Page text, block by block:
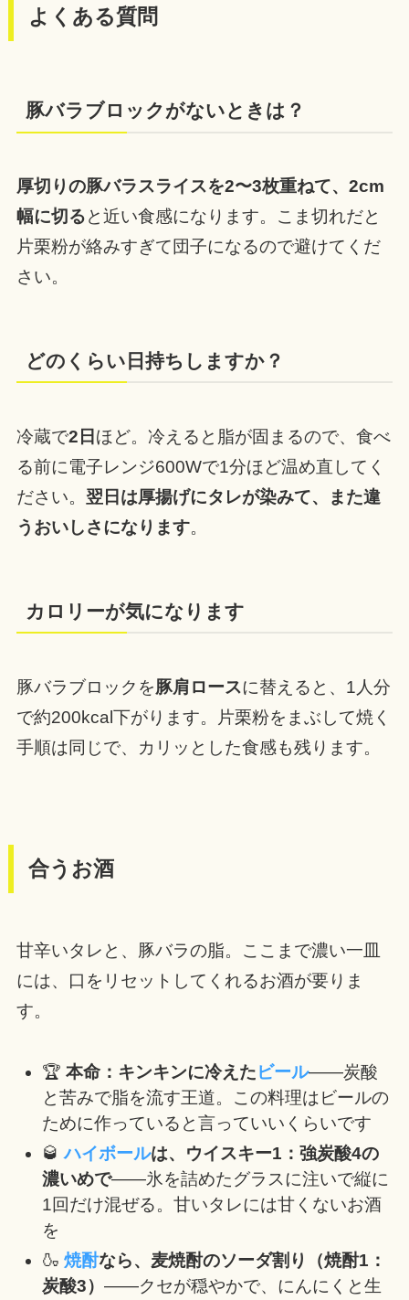
よくある質問
豚バラブロックがないときは？
厚切りの豚バラスライスを2〜3枚重ねて、2cm
幅に切ると近い食感になります。こま切れだと
片栗粉が絡みすぎて団子になるので避けてくだ
さい。
どのくらい日持ちしますか？
冷蔵で2日 ほど。冷えると脂が固まるので、食べ
る前に電子レンジ600Wで1分ほど温め直してく
ださい。 翌日は厚揚げにタレが染みて、また違
うおいしさになります。
カロリーが気になります
豚バラブロックを豚肩ロースに替えると、1人分
で約200kcal下がります。片栗粉をまぶして焼く
手順は同じで、カリッとした食感も残ります。
合うお酒
甘辛いタレと、豚バラの脂。ここまで濃い一皿
には、口をリセットしてくれるお酒が要りま
す。
🏆本命：キンキンに冷えたビール——炭酸
と苦みで脂を流す王道。この料理はビールの
ために作っていると言っていいくらいです
🥃ハイボールは、ウイスキー1：強炭酸4の
濃いめで——氷を詰めたグラスに注いで縦に
1回だけ混ぜる。甘いタレには甘くないお酒
を
🍶焼酎なら、麦焼酎のソーダ割り（焼酎1：
炭酸3）——クセが穏やかで、にんにくと生